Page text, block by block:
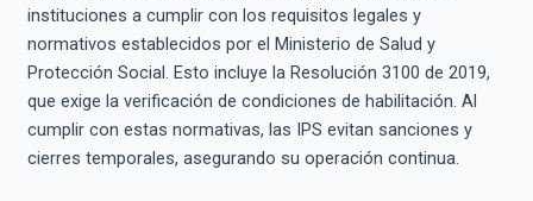
instituciones a cumplir con los requisitos legales y
normativos establecidos por el Ministerio de Salud y
Protección Social. Esto incluye la Resolución 3100 de 2019,
que exige la verificación de condiciones de habilitación. Al
cumplir con estas normativas, las IPS evitan sanciones y
cierres temporales, asegurando su operación continua.